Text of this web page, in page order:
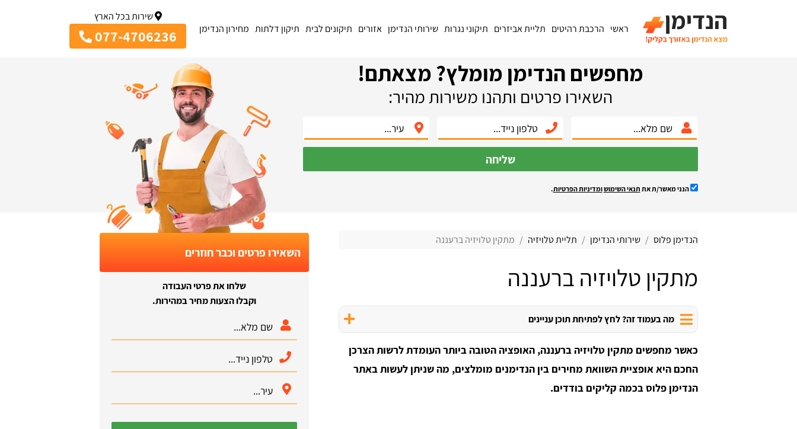
ראשי הרכבת רהיטים תליית אביזרים תיקוני נגרות שירותי הנדימן אזורים תיקונים לבית תיקון דלתות מחירון הנדימן
שירות בכל הארץ
077-4706236
מחפשים הנדימן מומלץ? מצאתם!
השאירו פרטים ותהנו משירות מהיר:
שליחה
הנני מאשר/ת את תנאי השימושומדיניות הפרטיות.
הנדימן פלוס שירותי הנדימן תליית טלויזיה מתקין טלויזיה ברעננה
מתקין טלויזיה ברעננה
מה בעמוד זה? לחץ לפתיחת תוכן עניינים
כאשר מחפשים מתקין טלויזיה ברעננה, האופציה הטובה ביותר העומדת לרשות הצרכן
החכם היא אופציית השוואת מחירים בין הנדימנים מומלצים, מה שניתן לעשות באתר
הנדימן פלוס בכמה קליקים בודדים.
השאירו פרטים וכבר חוזרים
שלחו את פרטי העבודה
וקבלו הצעות מחיר במהירות.